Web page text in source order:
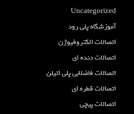
Uncategorized
آموزشگاه پلی رود
اتصالات الکتروفیوژن
اتصالات دنده ای
اتصالات فاضلابی پلی اتیلن
اتصالات قطره ای
اتصالات پیچی